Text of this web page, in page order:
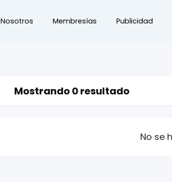
Nosotros Membresías Publicidad
Mostrando 0 resultado
No se